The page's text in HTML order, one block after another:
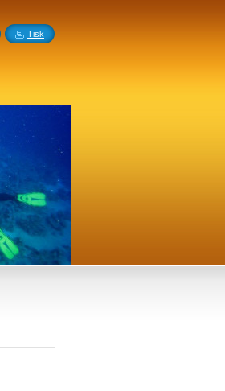
Tisk